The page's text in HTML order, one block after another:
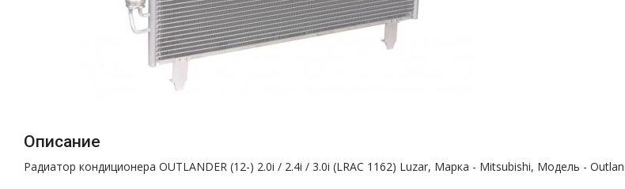
Описание
Радиатор кондиционера OUTLANDER (12-) 2.0i / 2.4i / 3.0i (LRAC 1162) Luzar, Марка - Mitsubishi, Модель -